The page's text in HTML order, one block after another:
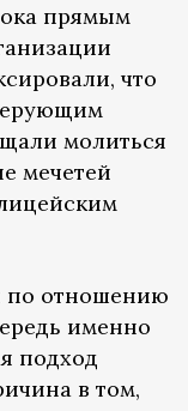
прямым
что
молиться
мечетей
по отношению
именно
подход
в том,